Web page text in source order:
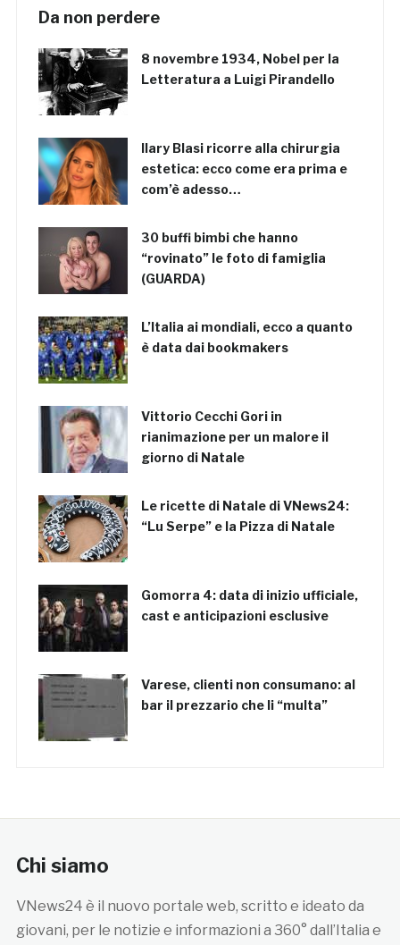
Da non perdere
8 novembre 1934, Nobel per la
Letteratura a Luigi Pirandello
Ilary Blasi ricorre alla chirurgia
estetica: ecco come era prima e
com’è adesso…
30 buffi bimbi che hanno
“rovinato” le foto di famiglia
(GUARDA)
L’Italia ai mondiali, ecco a quanto
è data dai bookmakers
Vittorio Cecchi Gori in
rianimazione per un malore il
giorno di Natale
Le ricette di Natale di VNews24:
“Lu Serpe” e la Pizza di Natale
Gomorra 4: data di inizio ufficiale,
cast e anticipazioni esclusive
Varese, clienti non consumano: al
bar il prezzario che li “multa”
Chi siamo
VNews24 è il nuovo portale web, scritto e ideato da
giovani, per le notizie e informazioni a 360° dall’Italia e